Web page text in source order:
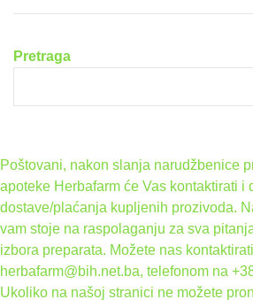
Pretraga
Poštovani, nakon slanja narudžbenice
apoteke Herbafarm će Vas kontaktirati i
dostave/plaćanja kupljenih prozivoda.
vam stoje na raspolaganju za sva
izbora preparata. Možete nas
herbafarm@bih.net.ba, telefonom na
Ukoliko na našoj stranici ne možete